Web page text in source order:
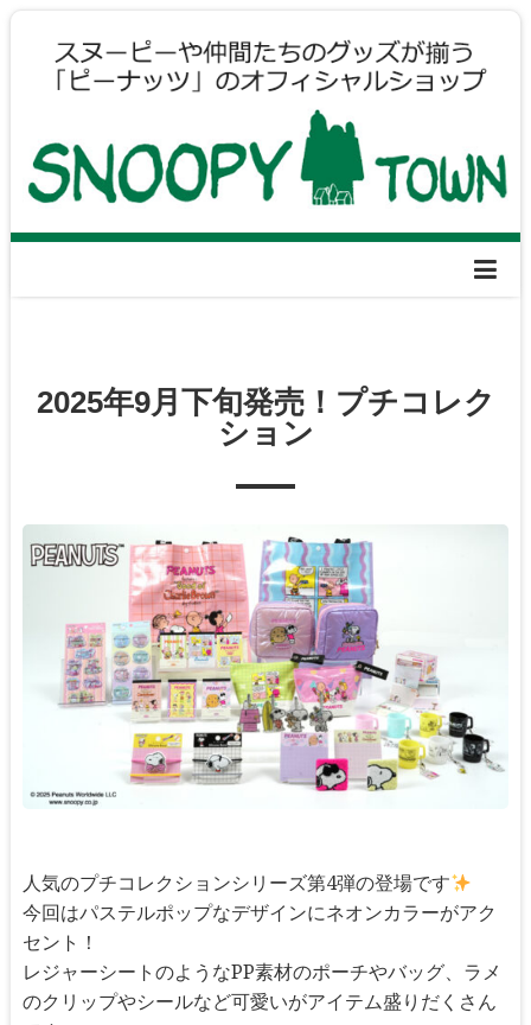
2025年9月下旬発売！プチコレク
ション
人気のプチコレクションシリーズ第4弾の登場です
今回はパステルポップなデザインにネオンカラーがアク
セント！
レジャーシートのようなPP素材のポーチやバッグ、ラメ
のクリップやシールなど可愛いがアイテム盛りだくさん